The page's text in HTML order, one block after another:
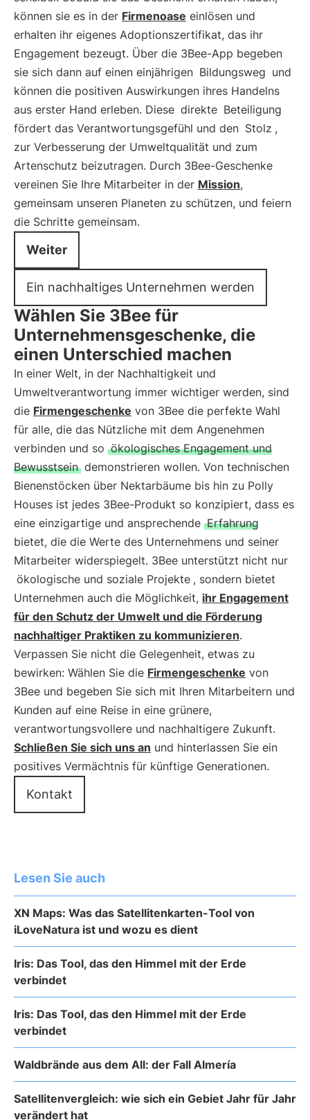
können sie es in der Firmenoase einlösen und
erhalten ihr eigenes Adoptionszertifikat, das ihr
Engagement bezeugt. Über die 3Bee-App begeben
sie sich dann auf einen einjährigen Bildungsweg und
können die positiven Auswirkungen ihres Handelns
aus erster Hand erleben. Diese direkte Beteiligung
fördert das Verantwortungsgefühl und den Stolz ,
zur Verbesserung der Umweltqualität und zum
Artenschutz beizutragen. Durch 3Bee-Geschenke
vereinen Sie Ihre Mitarbeiter in der Mission,
gemeinsam unseren Planeten zu schützen, und feiern
die Schritte gemeinsam.
Weiter
Ein nachhaltiges Unternehmen werden
Wählen Sie 3Bee für
Unternehmensgeschenke, die
einen Unterschied machen
In einer Welt, in der Nachhaltigkeit und
Umweltverantwortung immer wichtiger werden, sind
die Firmengeschenke von 3Bee die perfekte Wahl
für alle, die das Nützliche mit dem Angenehmen
verbinden und so ökologisches Engagement und
Bewusstsein demonstrieren wollen. Von technischen
Bienenstöcken über Nektarbäume bis hin zu Polly
Houses ist jedes 3Bee-Produkt so konzipiert, dass es
eine einzigartige und ansprechende Erfahrung
bietet, die die Werte des Unternehmens und seiner
Mitarbeiter widerspiegelt. 3Bee unterstützt nicht nur
ökologische und soziale Projekte , sondern bietet
Unternehmen auch die Möglichkeit, ihr Engagement
für den Schutz der Umwelt und die Förderung
nachhaltiger Praktiken zu kommunizieren.
Verpassen Sie nicht die Gelegenheit, etwas zu
bewirken: Wählen Sie die Firmengeschenke von
3Bee und begeben Sie sich mit Ihren Mitarbeitern und
Kunden auf eine Reise in eine grünere,
verantwortungsvollere und nachhaltigere Zukunft.
Schließen Sie sich uns an und hinterlassen Sie ein
positives Vermächtnis für künftige Generationen.
Kontakt
Lesen Sie auch
XN Maps: Was das Satellitenkarten-Tool von
iLoveNatura ist und wozu es dient
Iris: Das Tool, das den Himmel mit der Erde
verbindet
Iris: Das Tool, das den Himmel mit der Erde
verbindet
Waldbrände aus dem All: der Fall Almería
Satellitenvergleich: wie sich ein Gebiet Jahr für Jahr
verändert hat